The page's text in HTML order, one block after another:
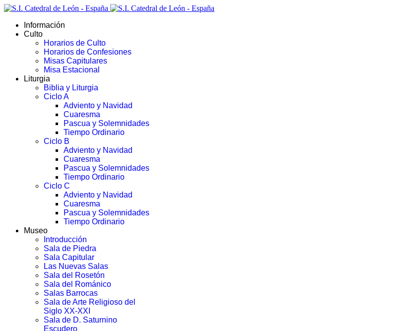
Información
Culto
Horarios de Culto
Horarios de Confesiones
Misas Capitulares
Misa Estacional
Liturgia
Biblia y Liturgia
Ciclo A
Adviento y Navidad
Cuaresma
Pascua y Solemnidades
Tiempo Ordinario
Ciclo B
Adviento y Navidad
Cuaresma
Pascua y Solemnidades
Tiempo Ordinario
Ciclo C
Adviento y Navidad
Cuaresma
Pascua y Solemnidades
Tiempo Ordinario
Museo
Introducción
Sala de Piedra
Sala Capitular
Las Nuevas Salas
Sala del Rosetón
Sala del Románico
Salas Barrocas
Sala de Arte Religioso del
Siglo XX-XXI
Sala de D. Saturnino
Escudero